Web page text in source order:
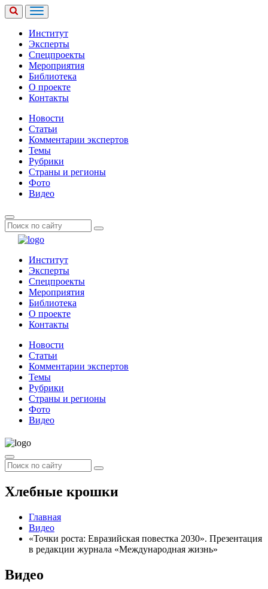
Институт
Эксперты
Спецпроекты
Мероприятия
Библиотека
О проекте
Контакты
Новости
Статьи
Комментарии экспертов
Темы
Рубрики
Страны и регионы
Фото
Видео
Институт
Эксперты
Спецпроекты
Мероприятия
Библиотека
О проекте
Контакты
Новости
Статьи
Комментарии экспертов
Темы
Рубрики
Страны и регионы
Фото
Видео
Хлебные крошки
Главная
Видео
«Точки роста: Евразийская повестка 2030». Презентация
в редакции журнала «Международная жизнь»
Видео